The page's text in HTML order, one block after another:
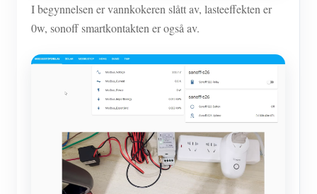
I begynnelsen er vannkokeren slått av, lasteeffekten er
0w, sonoff smartkontakten er også av.